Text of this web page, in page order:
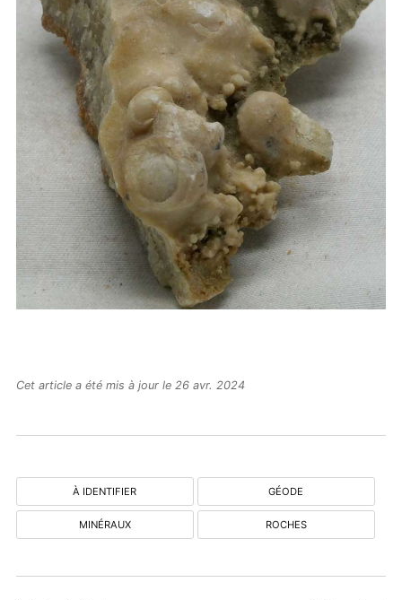
Cet article a été mis à jour le 26 avr. 2024
À IDENTIFIER GÉODE
MINÉRAUX ROCHES